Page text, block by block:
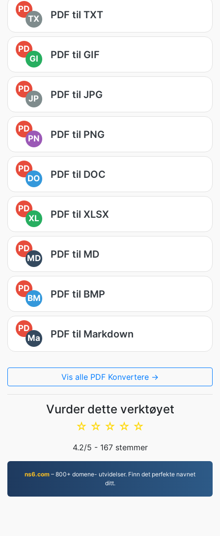
PD
TX
PDF til TXT
PD
GI
PDF til GIF
PD
JP
PDF til JPG
PD
PN
PDF til PNG
PD
DO
PDF til DOC
PD
XL
PDF til XLSX
PD
MD
PDF til MD
PD
BM
PDF til BMP
PD
Ma
PDF til Markdown
Vis alle PDF Konvertere →
Vurder dette verktøyet
☆
☆
☆
☆
☆
4.2/5 - 167stemmer
ns6.com – 800+ domene- utvidelser. Finn det perfekte navnet
ditt.